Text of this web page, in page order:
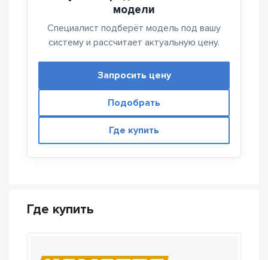
модели
Специалист подберёт модель под вашу
систему и рассчитает актуальную цену.
Запросить цену
Подобрать
Где купить
Где купить